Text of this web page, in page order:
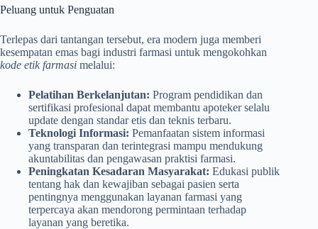
Peluang untuk Penguatan
Terlepas dari tantangan tersebut, era modern juga memberi
kesempatan emas bagi industri farmasi untuk mengokohkan
kode etik farmasi melalui:
Pelatihan Berkelanjutan: Program pendidikan dan
sertifikasi profesional dapat membantu apoteker selalu
update dengan standar etis dan teknis terbaru.
Teknologi Informasi: Pemanfaatan sistem informasi
yang transparan dan terintegrasi mampu mendukung
akuntabilitas dan pengawasan praktisi farmasi.
Peningkatan Kesadaran Masyarakat: Edukasi publik
tentang hak dan kewajiban sebagai pasien serta
pentingnya menggunakan layanan farmasi yang
terpercaya akan mendorong permintaan terhadap
layanan yang beretika.